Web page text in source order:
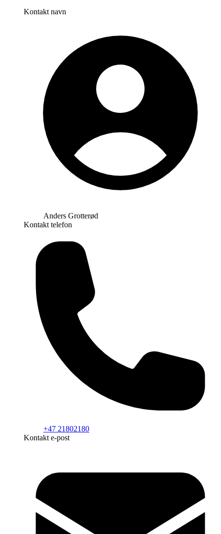
Kontakt navn
Anders Grotterød
Kontakt telefon
+47 21802180
Kontakt e-post